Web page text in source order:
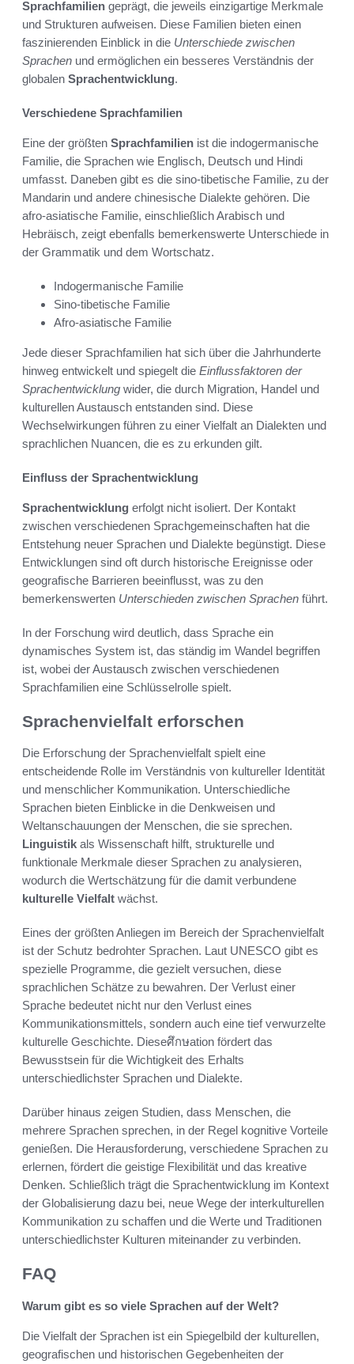
Sprachfamilien geprägt, die jeweils einzigartige Merkmale
und Strukturen aufweisen. Diese Familien bieten einen
faszinierenden Einblick in die Unterschiede zwischen
Sprachen und ermöglichen ein besseres Verständnis der
globalen Sprachentwicklung.
Verschiedene Sprachfamilien
Eine der größten Sprachfamilien ist die indogermanische
Familie, die Sprachen wie Englisch, Deutsch und Hindi
umfasst. Daneben gibt es die sino-tibetische Familie, zu der
Mandarin und andere chinesische Dialekte gehören. Die
afro-asiatische Familie, einschließlich Arabisch und
Hebräisch, zeigt ebenfalls bemerkenswerte Unterschiede in
der Grammatik und dem Wortschatz.
Indogermanische Familie
Sino-tibetische Familie
Afro-asiatische Familie
Jede dieser Sprachfamilien hat sich über die Jahrhunderte
hinweg entwickelt und spiegelt die Einflussfaktoren der
Sprachentwicklung wider, die durch Migration, Handel und
kulturellen Austausch entstanden sind. Diese
Wechselwirkungen führen zu einer Vielfalt an Dialekten und
sprachlichen Nuancen, die es zu erkunden gilt.
Einfluss der Sprachentwicklung
Sprachentwicklung erfolgt nicht isoliert. Der Kontakt
zwischen verschiedenen Sprachgemeinschaften hat die
Entstehung neuer Sprachen und Dialekte begünstigt. Diese
Entwicklungen sind oft durch historische Ereignisse oder
geografische Barrieren beeinflusst, was zu den
bemerkenswerten Unterschieden zwischen Sprachen führt.
In der Forschung wird deutlich, dass Sprache ein
dynamisches System ist, das ständig im Wandel begriffen
ist, wobei der Austausch zwischen verschiedenen
Sprachfamilien eine Schlüsselrolle spielt.
Sprachenvielfalt erforschen
Die Erforschung der Sprachenvielfalt spielt eine
entscheidende Rolle im Verständnis von kultureller Identität
und menschlicher Kommunikation. Unterschiedliche
Sprachen bieten Einblicke in die Denkweisen und
Weltanschauungen der Menschen, die sie sprechen.
Linguistik als Wissenschaft hilft, strukturelle und
funktionale Merkmale dieser Sprachen zu analysieren,
wodurch die Wertschätzung für die damit verbundene
kulturelle Vielfalt wächst.
Eines der größten Anliegen im Bereich der Sprachenvielfalt
ist der Schutz bedrohter Sprachen. Laut UNESCO gibt es
spezielle Programme, die gezielt versuchen, diese
sprachlichen Schätze zu bewahren. Der Verlust einer
Sprache bedeutet nicht nur den Verlust eines
Kommunikationsmittels, sondern auch eine tief verwurzelte
kulturelle Geschichte. Dieseศึกษation fördert das
Bewusstsein für die Wichtigkeit des Erhalts
unterschiedlichster Sprachen und Dialekte.
Darüber hinaus zeigen Studien, dass Menschen, die
mehrere Sprachen sprechen, in der Regel kognitive Vorteile
genießen. Die Herausforderung, verschiedene Sprachen zu
erlernen, fördert die geistige Flexibilität und das kreative
Denken. Schließlich trägt die Sprachentwicklung im Kontext
der Globalisierung dazu bei, neue Wege der interkulturellen
Kommunikation zu schaffen und die Werte und Traditionen
unterschiedlichster Kulturen miteinander zu verbinden.
FAQ
Warum gibt es so viele Sprachen auf der Welt?
Die Vielfalt der Sprachen ist ein Spiegelbild der kulturellen,
geografischen und historischen Gegebenheiten der